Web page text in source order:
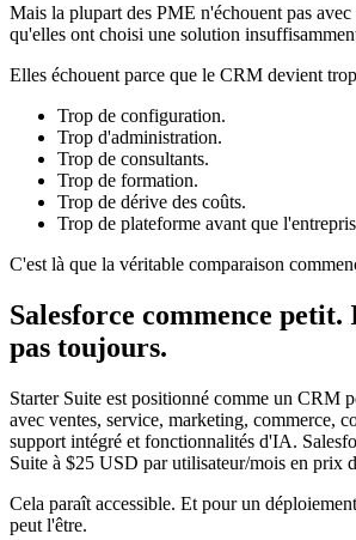
Mais la plupart des PME n'échouent pas
qu'elles ont choisi une solution
Elles échouent parce que le CRM devient
Trop de configuration.
Trop d'administration.
Trop de consultants.
Trop de formation.
Trop de dérive des coûts.
Trop de plateforme avant que
C'est là que la véritable comparaison
Salesforce commence petit.
pas toujours.
Starter Suite est positionné comme un CRM
avec ventes, service, marketing, commerce,
support intégré et fonctionnalités d'IA.
Suite à $25 USD par utilisateur/mois en prix
Cela paraît accessible. Et pour un
peut l'être.